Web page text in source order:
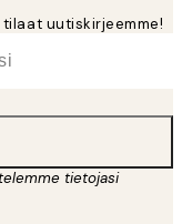
uutiskirjeemme!
tietojasi